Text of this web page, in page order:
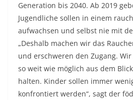
Generation bis 2040. Ab 2019
Jugendliche sollen in einem
aufwachsen und selbst nie mit
„Deshalb machen wir das
und erschweren den Zugang.
so weit wie möglich aus dem
halten. Kinder sollen immer
konfrontiert werden“, sagt der